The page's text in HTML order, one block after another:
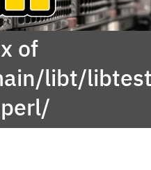
of
libt/